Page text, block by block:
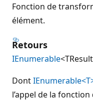
Fonction de
élément.
Retours
IEnumerable
Dont
l’appel de la